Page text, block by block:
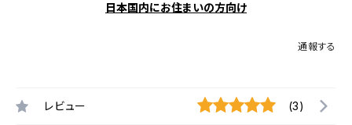
日本国内にお住まいの方向け
通報する
レビュー (3)